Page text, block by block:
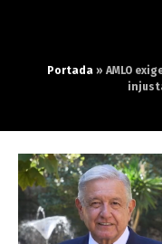
Portada » AMLO